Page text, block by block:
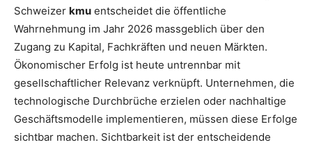
Schweizer kmu entscheidet die öffentliche
Wahrnehmung im Jahr 2026 massgeblich über den
Zugang zu Kapital, Fachkräften und neuen Märkten.
Ökonomischer Erfolg ist heute untrennbar mit
gesellschaftlicher Relevanz verknüpft. Unternehmen, die
technologische Durchbrüche erzielen oder nachhaltige
Geschäftsmodelle implementieren, müssen diese Erfolge
sichtbar machen. Sichtbarkeit ist der entscheidende